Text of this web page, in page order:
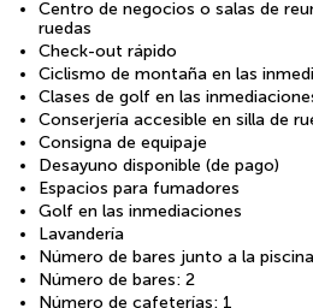
Centro de negocios o salas de
ruedas
Check-out rápido
Ciclismo de montaña en las
Clases de golf en las
Conserjería accesible en silla de
Consigna de equipaje
Desayuno disponible (de pago)
Espacios para fumadores
Golf en las inmediaciones
Lavandería
Número de bares junto a la
Número de bares: 2
Número de cafeterías: 1